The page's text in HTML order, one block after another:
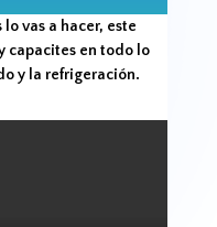
vas a hacer, este
capacites en todo lo
y la refrigeración.